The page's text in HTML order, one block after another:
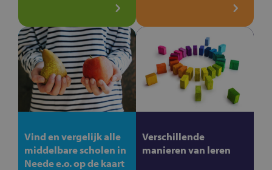
Vind en vergelijk alle
middelbare scholen in
Neede e.o. op de kaart
Verschillende
manieren van leren